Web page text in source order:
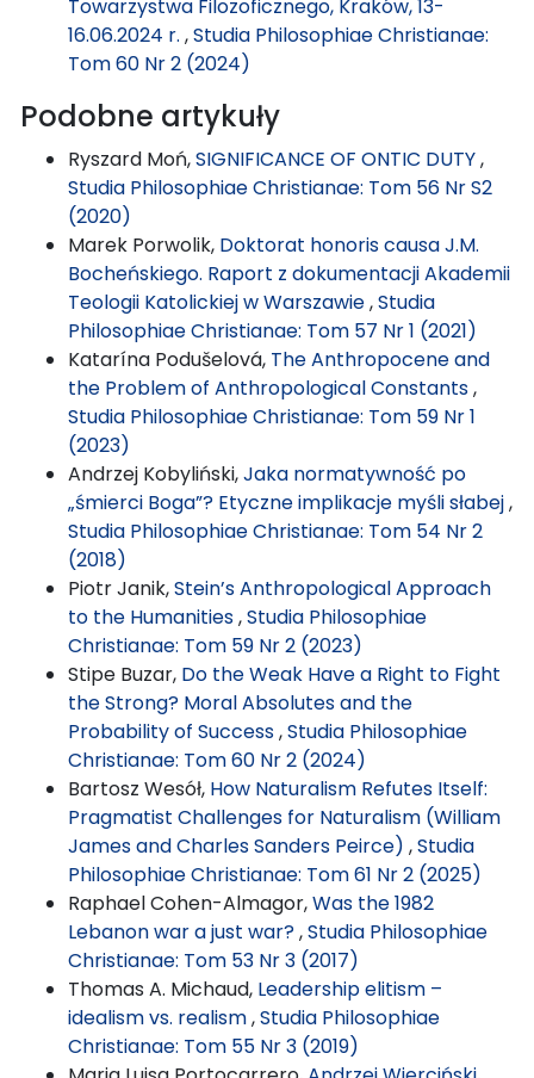
Towarzystwa Filozoficznego, Kraków, 13-
16.06.2024 r. ,Studia Philosophiae Christianae:
Tom 60 Nr 2 (2024)
Podobne artykuły
Ryszard Moń,SIGNIFICANCE OF ONTIC DUTY,
Studia Philosophiae Christianae: Tom 56 Nr S2
(2020)
Marek Porwolik, Doktorat honoris causa J.M.
Bocheńskiego. Raport z dokumentacji Akademii
Teologii Katolickiej w Warszawie,Studia
Philosophiae Christianae: Tom 57 Nr 1 (2021)
Katarína Podušelová, The Anthropocene and
the Problem of Anthropological Constants,
Studia Philosophiae Christianae: Tom 59 Nr 1
(2023)
Andrzej Kobyliński,Jaka normatywność po
„śmierci Boga”? Etyczne implikacje myśli słabej,
Studia Philosophiae Christianae: Tom 54 Nr 2
(2018)
Piotr Janik,Stein’s Anthropological Approach
to the Humanities,Studia Philosophiae
Christianae: Tom 59 Nr 2 (2023)
Stipe Buzar, Do the Weak Have a Right to Fight
the Strong? Moral Absolutes and the
Probability of Success,Studia Philosophiae
Christianae: Tom 60 Nr 2 (2024)
Bartosz Wesół, How Naturalism Refutes Itself:
Pragmatist Challenges for Naturalism (William
James and Charles Sanders Peirce) ,Studia
Philosophiae Christianae: Tom 61 Nr 2 (2025)
Raphael Cohen-Almagor,Was the 1982
Lebanon war a just war?,Studia Philosophiae
Christianae: Tom 53 Nr 3 (2017)
Thomas A. Michaud, Leadership elitism –
idealism vs. realism,Studia Philosophiae
Christianae: Tom 55 Nr 3 (2019)